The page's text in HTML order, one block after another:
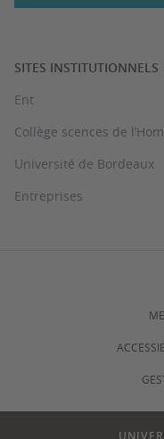
SITES INSTITUTIONNELS
Ent
Collège scences de
Université de Bordeaux
Entreprises